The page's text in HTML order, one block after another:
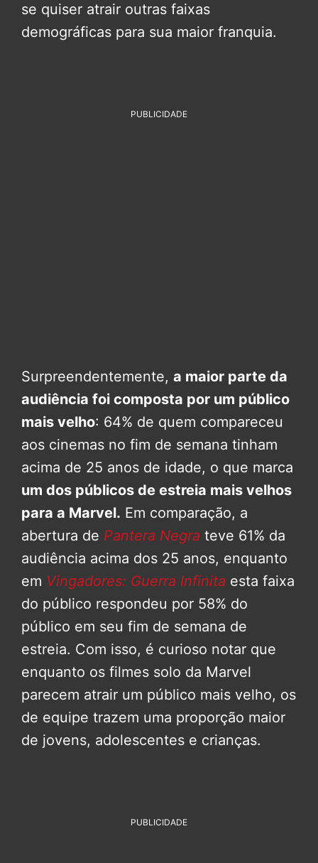
se quiser atrair outras faixas
demográficas para sua maior franquia.
PUBLICIDADE
Surpreendentemente, a maior parte da
audiência foi composta por um público
mais velho: 64% de quem compareceu
aos cinemas no fim de semana tinham
acima de 25 anos de idade, o que marca
um dos públicos de estreia mais velhos
para a Marvel. Em comparação, a
abertura de Pantera Negra teve 61% da
audiência acima dos 25 anos, enquanto
em Vingadores: Guerra Infinita esta faixa
do público respondeu por 58% do
público em seu fim de semana de
estreia. Com isso, é curioso notar que
enquanto os filmes solo da Marvel
parecem atrair um público mais velho, os
de equipe trazem uma proporção maior
de jovens, adolescentes e crianças.
PUBLICIDADE